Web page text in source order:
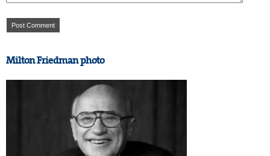
Milton Friedman photo